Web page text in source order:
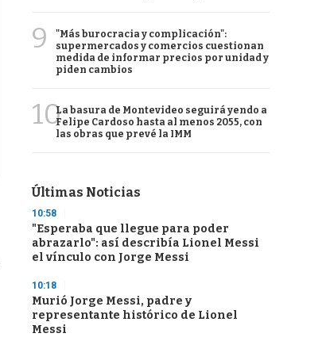
9
"Más burocracia y complicación":
supermercados y comercios cuestionan
medida de informar precios por unidad y
piden cambios
10La basura de Montevideo seguirá yendo a
Felipe Cardoso hasta al menos 2055, con
las obras que prevé la IMM
Últimas Noticias
10:58
"Esperaba que llegue para poder
abrazarlo": así describía Lionel Messi
el vínculo con Jorge Messi
10:18
Murió Jorge Messi, padre y
representante histórico de Lionel
Messi